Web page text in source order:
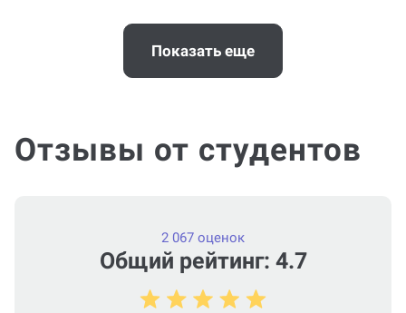
Почему выгодно заказать
консультацию по проектной работе
на Work5?
Помощь с услугой Проектная работа
Показать еще
Отзывы от студентов
Общий рейтинг: 4.7
2 067 оценок